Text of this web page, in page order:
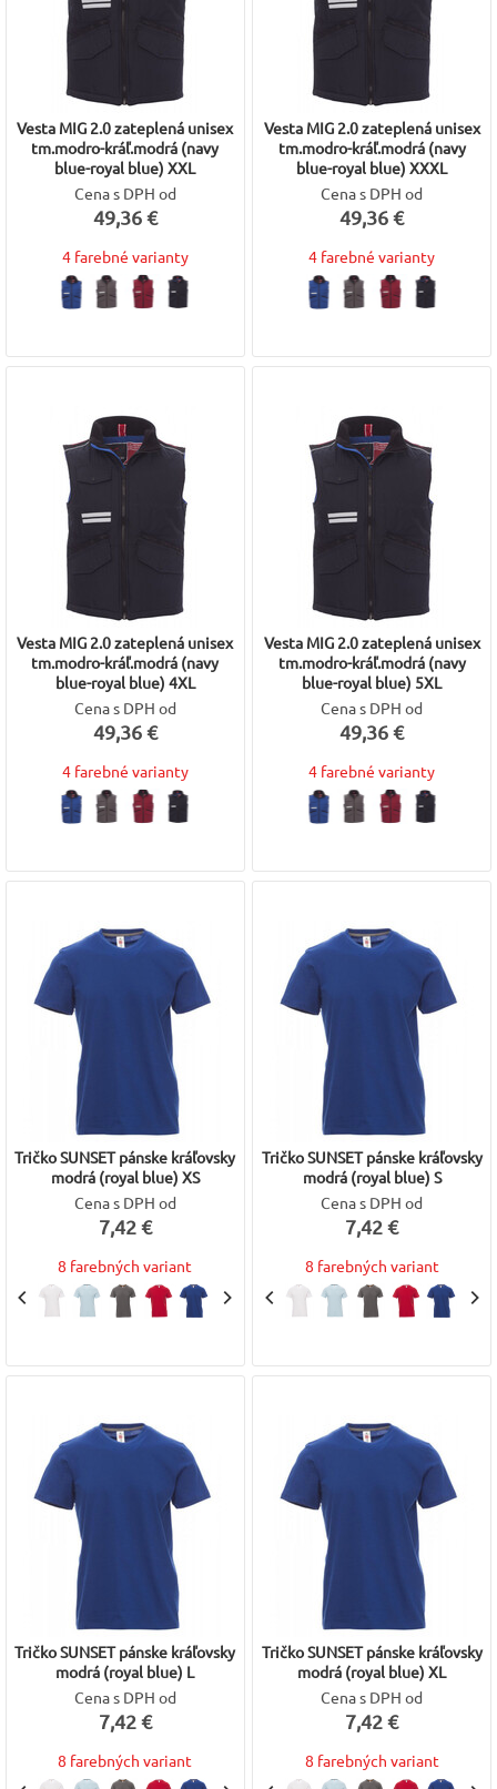
Vesta MIG 2.0 zateplená unisex
tm.modro-kráľ.modrá (navy
blue-royal blue) XXL
Cena s DPH od
49,36 €
4 farebné varianty
Vesta MIG 2.0 zateplená unisex
tm.modro-kráľ.modrá (navy
blue-royal blue) XXXL
Cena s DPH od
49,36 €
4 farebné varianty
Vesta MIG 2.0 zateplená unisex
tm.modro-kráľ.modrá (navy
blue-royal blue) 4XL
Cena s DPH od
49,36 €
4 farebné varianty
Vesta MIG 2.0 zateplená unisex
tm.modro-kráľ.modrá (navy
blue-royal blue) 5XL
Cena s DPH od
49,36 €
4 farebné varianty
Tričko SUNSET pánske kráľovsky
modrá (royal blue) XS
Cena s DPH od
7,42 €
8 farebných variant
Tričko SUNSET pánske kráľovsky
modrá (royal blue) S
Cena s DPH od
7,42 €
8 farebných variant
Tričko SUNSET pánske kráľovsky
modrá (royal blue) L
Cena s DPH od
7,42 €
8 farebných variant
Tričko SUNSET pánske kráľovsky
modrá (royal blue) XL
Cena s DPH od
7,42 €
8 farebných variant